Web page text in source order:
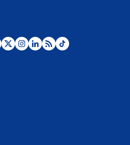
¿Por qué De la Espriella gobernará